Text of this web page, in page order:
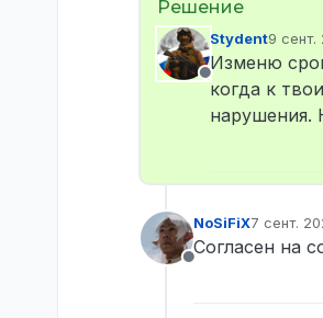
Не в сети
Stydent9 сент.
Изменю
когда к
нарушения.
Не в сети
NoSiFiX7 сент.
Согласен на